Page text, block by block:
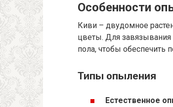
Особенности
Киви – двудомное
цветы. Для завязывания
пола, чтобы обеспечить
Типы опыления
Естественное